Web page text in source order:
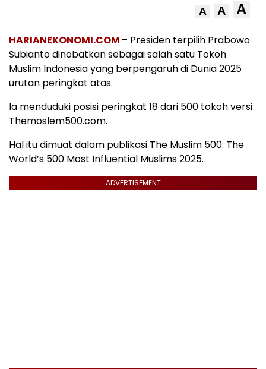
A A A
HARIANEKONOMI.COM – Presiden terpilih Prabowo
Subianto dinobatkan sebagai salah satu Tokoh
Muslim Indonesia yang berpengaruh di Dunia 2025
urutan peringkat atas.
Ia menduduki posisi peringkat 18 dari 500 tokoh versi
Themoslem500.com.
Hal itu dimuat dalam publikasi The Muslim 500: The
World’s 500 Most Influential Muslims 2025.
ADVERTISEMENT